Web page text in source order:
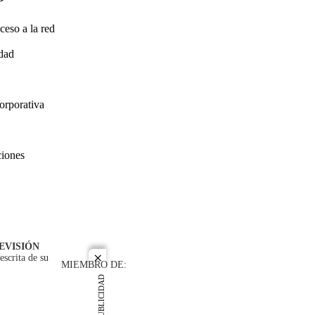
close
PUBLICIDAD
a la red
de su
MIEMBRO DE: